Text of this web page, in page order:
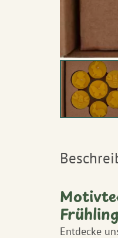
Entdecke